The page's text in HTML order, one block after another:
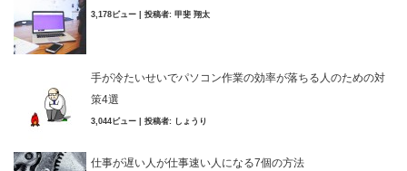
3,178ビュー 投稿者: 甲斐 翔太
手が冷たいせいでパソコン作業の効率が落ちる人のための対
策4選
3,044ビュー 投稿者: しょうり
仕事が遅い人が仕事速い人になる7個の方法